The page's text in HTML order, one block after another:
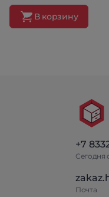
В корзину
+7
Сегодня
Почта